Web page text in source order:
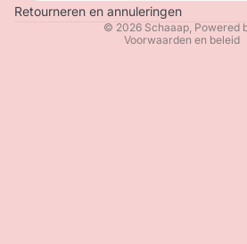
Retourneren en annuleringen
© 2026 Schaaap, Powered
Voorwaarden en beleid
Wettelijke kennisgeving